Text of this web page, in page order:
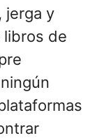
jerga y
libros de